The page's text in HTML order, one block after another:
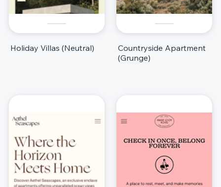
Holiday Villas (Neutral)
Countryside Apartment
(Grunge)